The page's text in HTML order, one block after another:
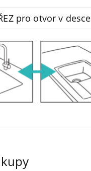
pro otvor v desce